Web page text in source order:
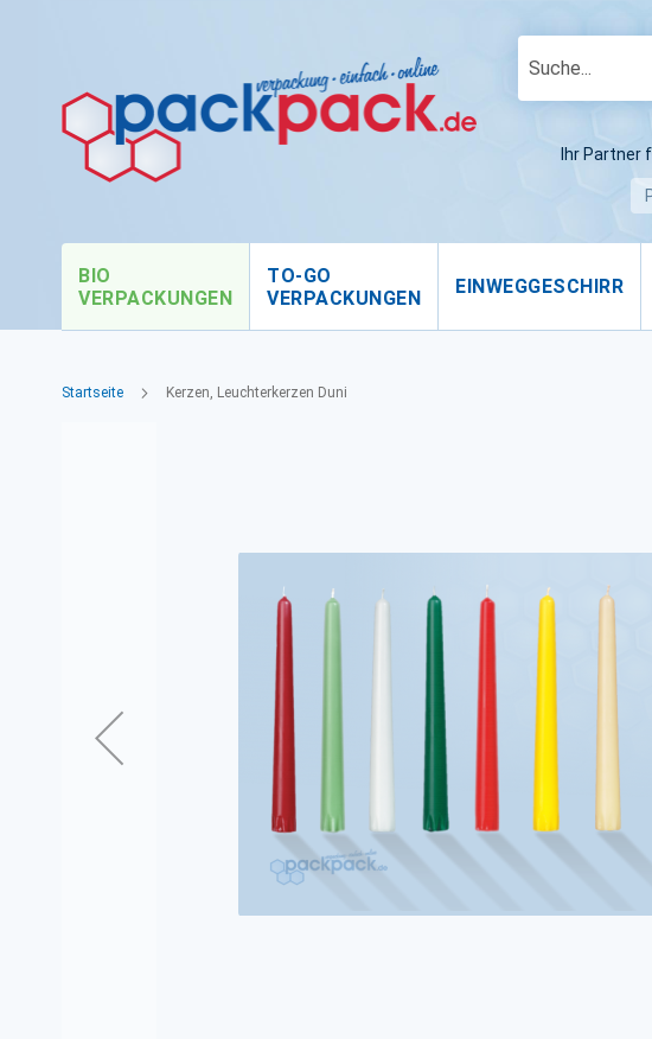
Ihr Partner
BIO
VERPACKUNGEN
TO-GO
VERPACKUNGEN
EINWEGGESCHIRR
Startseite Kerzen, Leuchterkerzen Duni